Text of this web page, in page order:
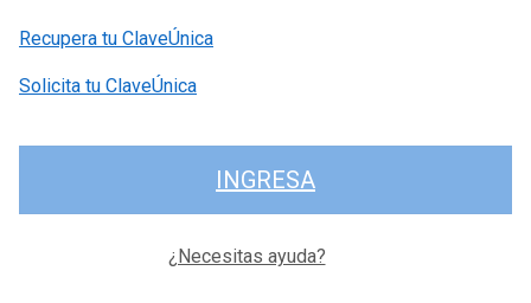
Recupera tu ClaveÚnica
Solicita tu ClaveÚnica
INGRESA
¿Necesitas ayuda?